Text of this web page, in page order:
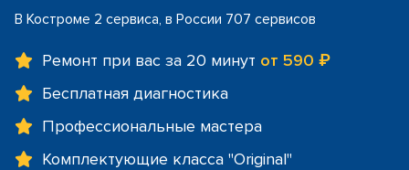
В Костроме 2 сервиса, в России 707 сервисов
Ремонт при вас за 20 минут от 590 ₽
Бесплатная диагностика
Профессиональные мастера
Комплектующие класса "Original"